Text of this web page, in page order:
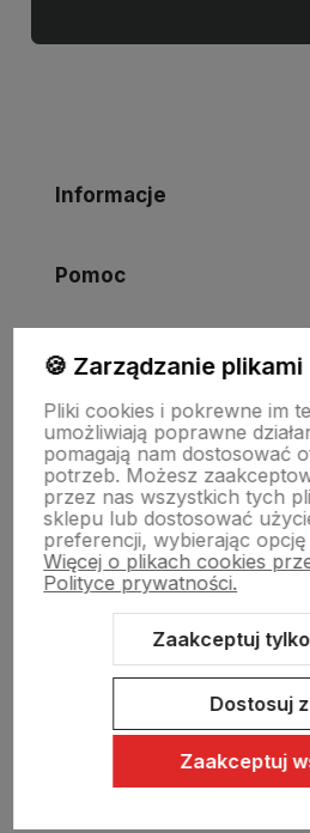
Informacje
Pomoc
Moje konto
Swiat Edibutik
Sklep internetowy Shoper Premium
🍪 Zarządzanie
Pliki cookies i pokrewne im
umożliwiają poprawne
pomagają nam dostosować
potrzeb. Możesz
przez nas wszystkich tych
sklepu lub dostosować
preferencji, wybierając
Więcej o plikach cookies
Polityce prywatności.
Zaakceptuj
Dostosuj
Zaakceptuj